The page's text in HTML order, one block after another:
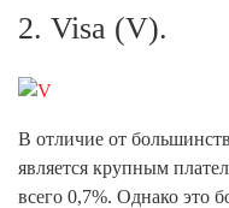
2. Visa (V).
В отличие от
является крупным
всего 0,7%. Однако это